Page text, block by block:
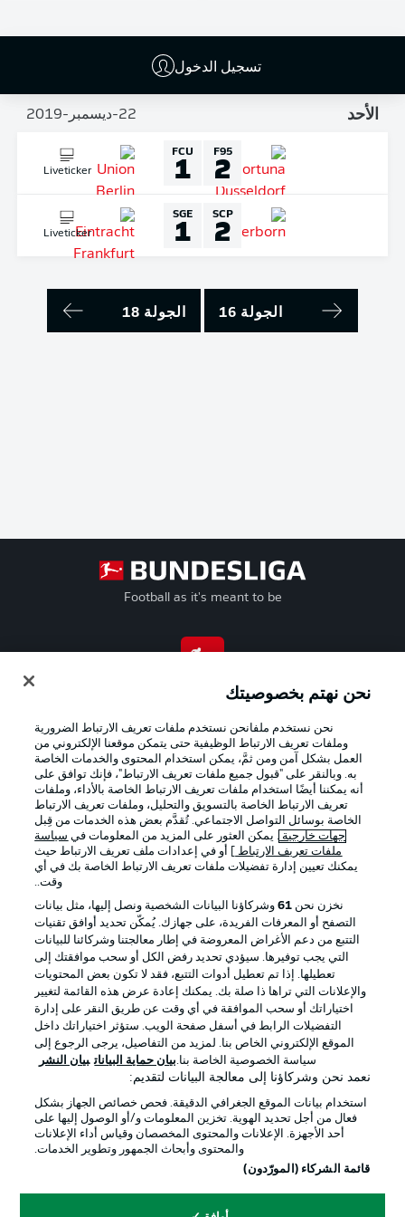
تسجيل الدخول
0
0
الأحد 22-ديسمبر-2019
F95
2
FCU
1
Liveticker
SCP
2
SGE
1
Liveticker
الجولة 16 الجولة 18
Football as it's meant to be
تطبيق الدوري الألماني
Official Partners
الإعلانات الإخطارات القانونية
إدارة التفضيلات بيان الخصوصية
شروط الاستخدام القنوات الناقلة
الوظائف جهة النشر
تواصل معنا اللاعبون
نحن نهتم بخصوصيتك
نحن نستخدم ملفانحن نستخدم ملفات تعريف الارتباط الضرورية
وملفات تعريف الارتباط الوظيفية حتى يتمكن موقعنا الإلكتروني من
العمل بشكل آمن ومن ثمَّ، يمكن استخدام المحتوى والخدمات الخاصة
به. وبالنقر على "قبول جميع ملفات تعريف الارتباط"، فإنك توافق على
أنه يمكننا أيضًا استخدام ملفات تعريف الارتباط الخاصة بالأداء، وملفات
تعريف الارتباط الخاصة بالتسويق والتحليل، وملفات تعريف الارتباط
الخاصة بوسائل التواصل الاجتماعي. تُقدَّم بعض هذه الخدمات من قِبل
جهات خارجية . يمكن العثور على المزيد من المعلومات في سياسة
ملفات تعريف الارتباط
] أو في إعدادات ملف تعريف الارتباط حيث
يمكنك تعيين إدارة تفضيلات ملفات تعريف الارتباط الخاصة بك في أي
وقت..
نخزن نحن 61وشركاؤنا البيانات الشخصية ونصل إليها، مثل بيانات
التصفح أو المعرفات الفريدة، على جهازك. يُمكّن تحديد أوافق تقنيات
التتبع من دعم الأغراض المعروضة في إطار معالجتنا وشركائنا للبيانات
التي يجب توفيرها. سيؤدي تحديد رفض الكل أو سحب موافقتك إلى
تعطيلها. إذا تم تعطيل أدوات التتبع، فقد لا تكون بعض المحتويات
والإعلانات التي تراها ذا صلة بك. يمكنك إعادة عرض هذه القائمة لتغيير
اختياراتك أو سحب الموافقة في أي وقت عن طريق النقر على إدارة
التفضيلات الرابط في أسفل صفحة الويب. ستؤثر اختياراتك داخل
الموقع الإلكتروني الخاص بنا. لمزيد من التفاصيل، يرجى الرجوع إلى
سياسة الخصوصية الخاصة بنا.بيان حماية البيانات بيان النشر
نعمد نحن وشركاؤنا إلى معالجة البيانات لتقديم:
استخدام بيانات الموقع الجغرافي الدقيقة. فحص خصائص الجهاز بشكل
فعال من أجل تحديد الهوية. تخزين المعلومات و/أو الوصول إليها على
أحد الأجهزة. الإعلانات والمحتوى المخصصان وقياس أداء الإعلانات
والمحتوى وأبحاث الجمهور وتطوير الخدمات.
قائمة الشركاء (المورّدون)